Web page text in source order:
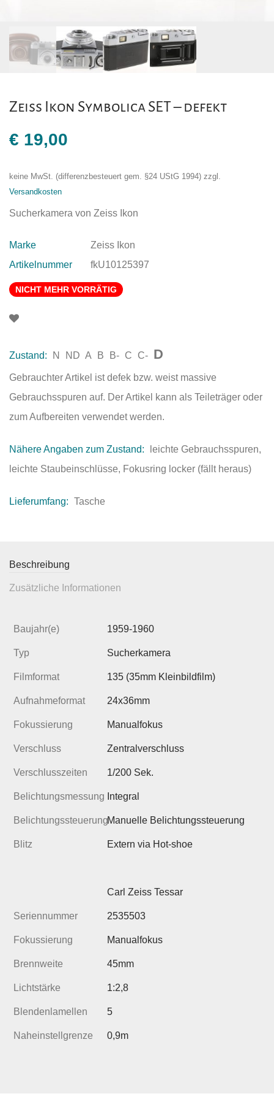
Zeiss Ikon Symbolica SET – defekt
€ 19,00
keine MwSt. (differenzbesteuert gem. §24 UStG 1994) zzgl.
Versandkosten
Sucherkamera von Zeiss Ikon
Marke
Zeiss Ikon
Artikelnummer
fkU10125397
NICHT MEHR VORRÄTIG
Zustand: N ND A B B- C C- D
Gebrauchter Artikel ist defek bzw. weist massive
Gebrauchsspuren auf. Der Artikel kann als Teileträger oder
zum Aufbereiten verwendet werden.
Nähere Angaben zum Zustand:
leichte Gebrauchsspuren,
leichte Staubeinschlüsse, Fokusring locker (fällt heraus)
Lieferumfang: Tasche
Beschreibung
Zusätzliche Informationen
Baujahr(e) 1959-1960
Typ Sucherkamera
Filmformat 135 (35mm Kleinbildfilm)
Aufnahmeformat 24x36mm
Fokussierung Manualfokus
Verschluss Zentralverschluss
Verschlusszeiten 1/200 Sek.
Belichtungsmessung Integral
BelichtungssteuerungManuelle Belichtungssteuerung
Blitz Extern via Hot-shoe
Carl Zeiss Tessar
Seriennummer 2535503
Fokussierung Manualfokus
Brennweite 45mm
Lichtstärke 1:2,8
Blendenlamellen 5
Naheinstellgrenze 0,9m